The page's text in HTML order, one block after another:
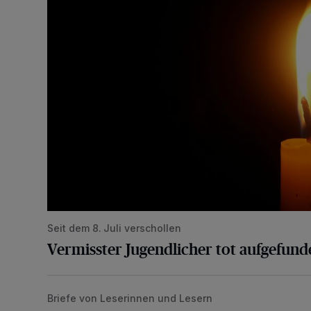
Seit dem 8. Juli verschollen
Vermisster Jugendlicher tot
„Stoßdämpfertest mit Unterbodenbehandlung“
Briefe von Leserinnen und Lesern